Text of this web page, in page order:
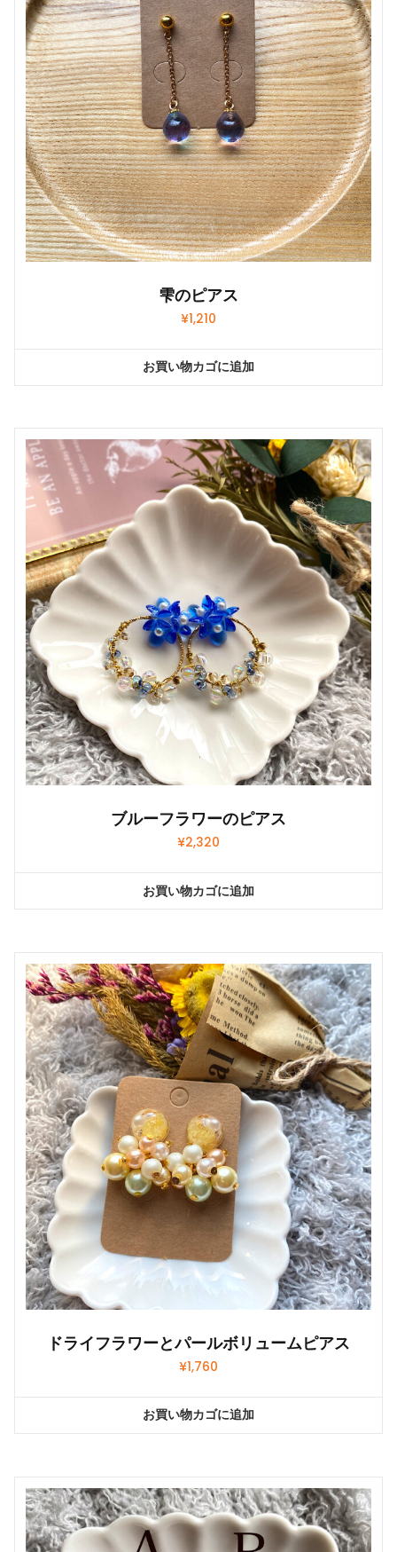
雫のピアス
¥1,210
お買い物カゴに追加
ブルーフラワーのピアス
¥2,320
お買い物カゴに追加
ドライフラワーとパールボリュームピアス
¥1,760
お買い物カゴに追加